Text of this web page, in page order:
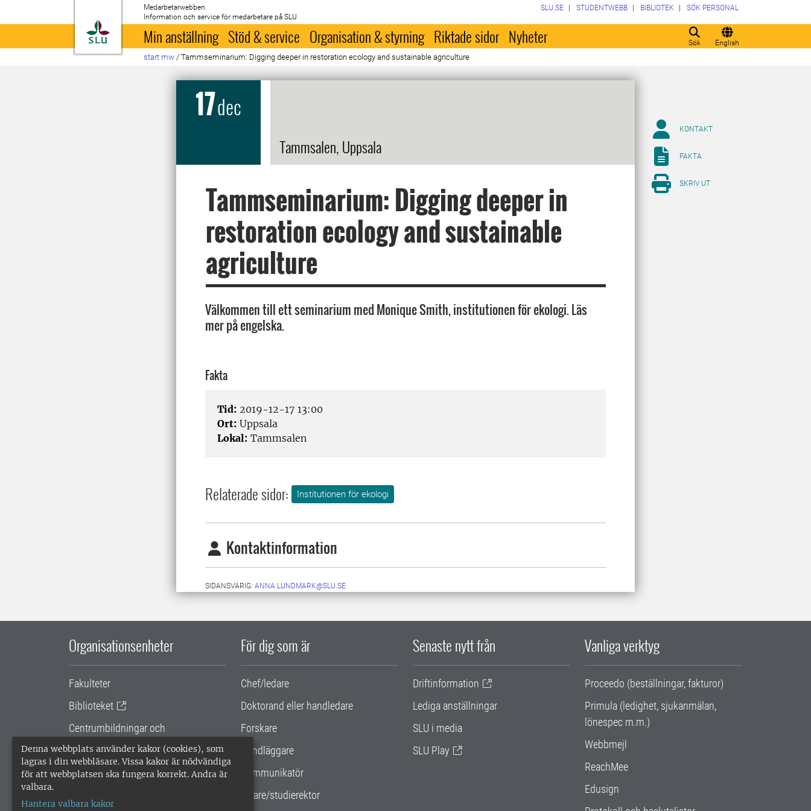
Denna webbplats använder kakor (cookies), som
lagras i din webbläsare. Vissa kakor är nödvändiga
för att webbplatsen ska fungera korrekt. Andra är
valbara.
Hantera valbara kakor
Till startsida
Medarbetarwebben
Information och service för medarbetare på SLU
Sök English
SLU.SE STUDENTWEBB BIBLIOTEK SÖK PERSONAL
Min anställning Stöd & service Organisation & styrning Riktade sidor Nyheter
start mw / Tammseminarium: Digging deeper in restoration ecology and sustainable agriculture
17dec
Tammsalen, Uppsala
Tammseminarium: Digging deeper in
restoration ecology and sustainable
agriculture
Välkommen till ett seminarium med Monique Smith, institutionen för ekologi. Läs
mer på engelska.
Fakta
Tid: 2019-12-17 13:00
Ort: Uppsala
Lokal: Tammsalen
Relaterade sidor: Institutionen för ekologi
Kontaktinformation
SIDANSVARIG: ANNA.LUNDMARK@SLU.SE
KONTAKT
FAKTA
SKRIV UT
Organisationsenheter
Fakulteter
Biblioteket
Centrumbildningar och
samarbetsprojekt
Gemensamma verksamhetsstödet
För dig som är
Chef/ledare
Doktorand eller handledare
Forskare
Handläggare
Kommunikatör
Lärare/studierektor
Senaste nytt från
Driftinformation
Lediga anställningar
SLU i media
SLU Play
Vanliga verktyg
Proceedo (beställningar, fakturor)
Primula (ledighet, sjukanmälan,
lönespec m.m.)
Webbmejl
ReachMee
Edusign